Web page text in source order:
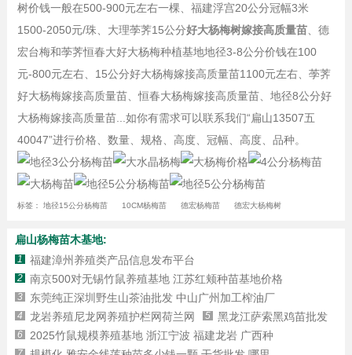
树价钱一般在500-900元左右一棵、福建浮宫20公分冠幅3米
1500-2050元/珠、大理荸荠15公分好大杨梅树嫁接高质量苗、德
宏台梅和荸荠恒春大好大杨梅种植基地地径3-8公分价钱在100
元-800元左右、15公分好大杨梅嫁接高质量苗1100元左右、荸荠
好大杨梅嫁接高质量苗、恒春大杨梅嫁接高质量苗、地径8公分好
大杨梅嫁接高质量苗...如你有需求可以联系我们“扁山13507五
40047”进行价格、数量、规格、高度、冠幅、高度、品种。
标签： 地径15公分杨梅苗 10CM杨梅苗 德宏杨梅苗 德宏大杨梅树
扁山杨梅苗木基地:
1 福建漳州养殖类产品信息发布平台
2 南京500对无锡竹鼠养殖基地 江苏红颊种苗基地价格
3 东莞纯正深圳野生山茶油批发 中山广州加工榨油厂
4 龙岩养殖尼龙网养殖护栏网荷兰网 5 黑龙江萨索黑鸡苗批发
6 2025竹鼠规模养殖基地 浙江宁波 福建龙岩 广西种